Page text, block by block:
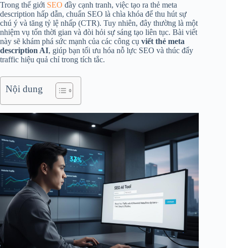
Trong thế giới SEO đầy cạnh tranh, việc tạo ra thẻ meta
description hấp dẫn, chuẩn SEO là chìa khóa để thu hút sự
chú ý và tăng tỷ lệ nhấp (CTR). Tuy nhiên, đây thường là một
nhiệm vụ tốn thời gian và đòi hỏi sự sáng tạo liên tục. Bài viết
này sẽ khám phá sức mạnh của các công cụ viết thẻ meta
description AI, giúp bạn tối ưu hóa nỗ lực SEO và thúc đẩy
traffic hiệu quả chỉ trong tích tắc.
Nội dung